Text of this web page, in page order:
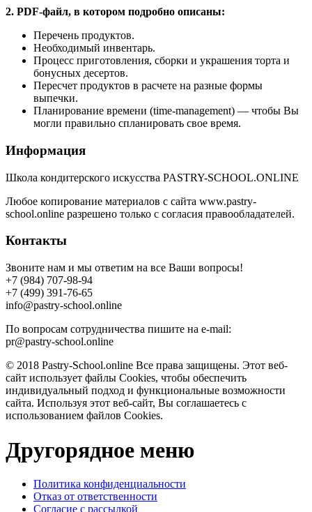
2. PDF-файл, в котором подробно описаны:
Перечень продуктов.
Необходимый инвентарь.
Процесс приготовления, сборки и украшения торта и
бонусных десертов.
Пересчет продуктов в расчете на разные формы
выпечки.
Планирование времени (time-management) — чтобы Вы
могли правильно спланировать свое время.
Информация
Школа кондитерского искусства PASTRY-SCHOOL.ONLINE
Любое копирование материалов с сайта www.pastry-
school.online разрешено только с согласия правообладателей.
Контакты
Звоните нам и мы ответим на все Ваши вопросы!
+7 (984) 707-98-94
+7 (499) 391-76-65
info@pastry-school.online
По вопросам сотрудничества пишите на e-mail:
pr@pastry-school.online
© 2018 Pastry-School.online Все права защищены. Этот веб-
сайт использует файлы Cookies, чтобы обеспечить
индивидуальный подход и функциональные возможности
сайта. Используя этот веб-сайт, Вы соглашаетесь с
использованием файлов Cookies.
Другорядное меню
Политика конфиденциальности
Отказ от ответственности
Согласие с рассылкой